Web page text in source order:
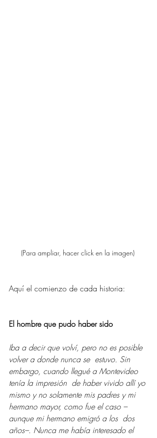
(Para ampliar, hacer click en la imagen)
Aquí el comienzo de cada historia:
El hombre que pudo haber sido
Iba a decir que volví, pero no es posible
volver a donde nunca se  estuvo. Sin
embargo, cuando llegué a Montevideo
tenía la impresión  de haber vivido allí yo
mismo y no solamente mis padres y mi
hermano mayor, como fue el caso –
aunque mi hermano emigró a los  dos
años–. Nunca me había interesado el